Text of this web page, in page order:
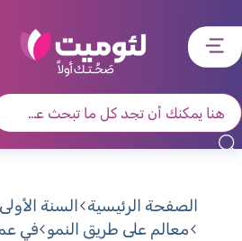
דלג
לתפריט
דלג
לרכיב
דלג
לתוכן
דלג
לאזור
תחתון
الصفحة الرئيسية السنة الأولى
معالم على طريق النمو في